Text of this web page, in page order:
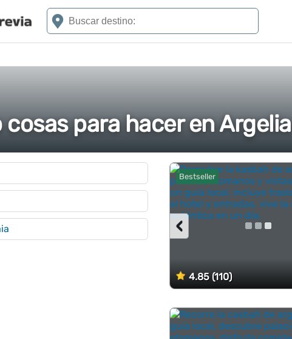
cosas para hacer en Argelia
Bestseller
4.85 (110)
‹